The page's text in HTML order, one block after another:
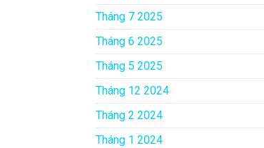
Tháng 7 2025
Tháng 6 2025
Tháng 5 2025
Tháng 12 2024
Tháng 2 2024
Tháng 1 2024